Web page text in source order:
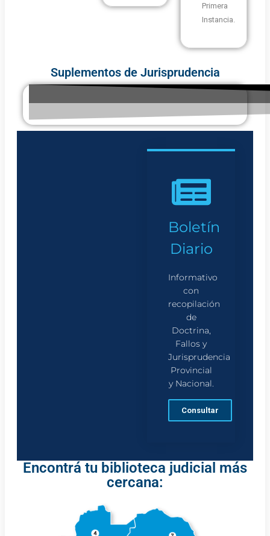
Primera
Instancia.
Suplementos de Jurisprudencia
Boletín
Diario
Informativo
con
recopilación
de
Doctrina,
Fallos y
Jurisprudencia
Provincial
y Nacional.
Consultar
Encontrá tu biblioteca judicial más
cercana: